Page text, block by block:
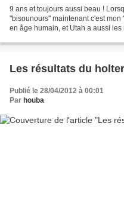
9 ans et toujours aussi beau !
"bisounours" maintenant c'est
en âge humain, et Utah a aussi
Les résultats du holter
Publié le 28/04/2012 à 00:01
Par houba